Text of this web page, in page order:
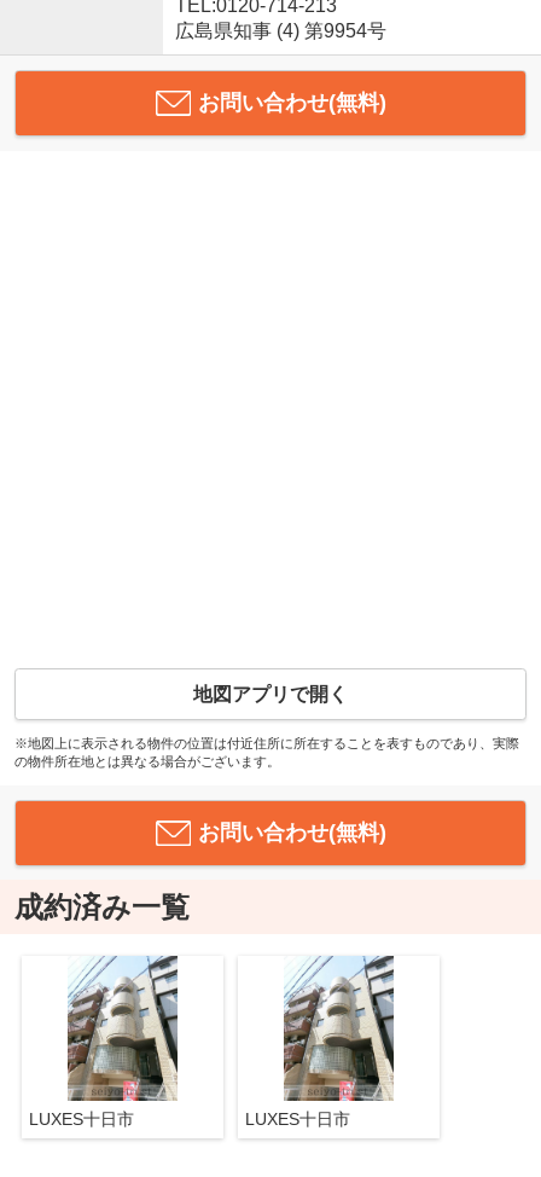
TEL:0120-714-213
広島県知事 (4) 第9954号
お問い合わせ(無料)
地図アプリで開く
※地図上に表示される物件の位置は付近住所に所在することを表すものであり、実際
の物件所在地とは異なる場合がございます。
お問い合わせ(無料)
成約済み一覧
LUXES十日市 LUXES十日市